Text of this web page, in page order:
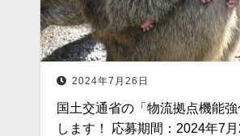
2024年7月26日
国土交通省の「物流拠点機能
します！ 応募期間：2024年7